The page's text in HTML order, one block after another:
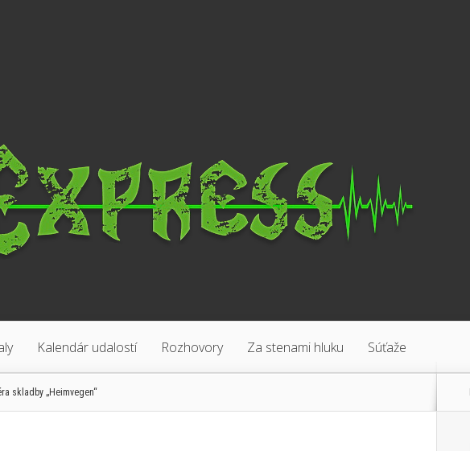
Kalendár udalostí Rozhovory Za stenami hluku Súťaže
skladby „Heimvegen“